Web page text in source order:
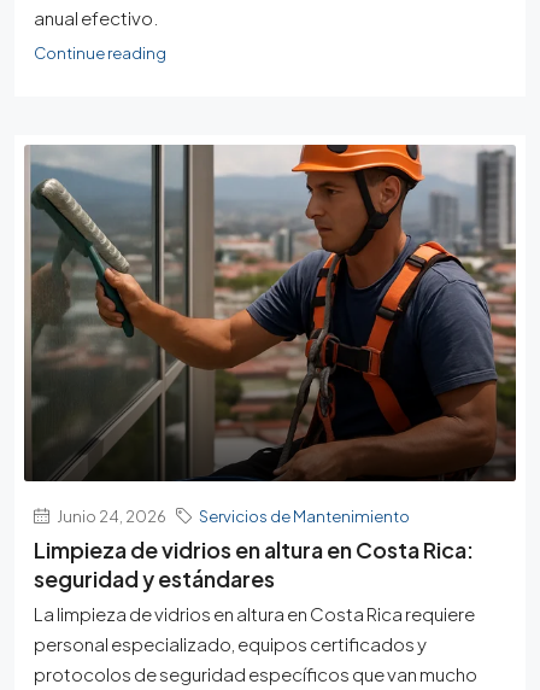
anual efectivo.
Continue reading
Junio 24, 2026 Servicios de Mantenimiento
Limpieza de vidrios en altura en Costa Rica:
seguridad y estándares
La limpieza de vidrios en altura en Costa Rica requiere
personal especializado, equipos certificados y
protocolos de seguridad específicos que van mucho